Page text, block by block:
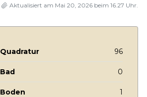
Aktualisiert am Mai 20, 2026 beim 16.27 Uhr.
Quadratur 96
Bad 0
Boden 1